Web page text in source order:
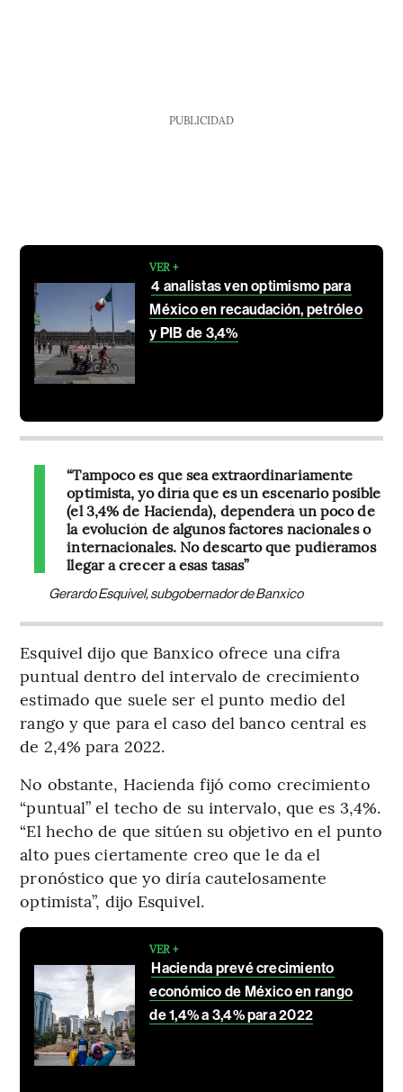
PUBLICIDAD
VER +
4 analistas ven optimismo para
México en recaudación, petróleo
y PIB de 3,4%
“Tampoco es que sea extraordinariamente
optimista, yo diría que es un escenario posible
(el 3,4% de Hacienda), dependerá un poco de
la evolución de algunos factores nacionales o
internacionales. No descarto que pudiéramos
llegar a crecer a esas tasas”
Gerardo Esquivel, subgobernador de Banxico
Esquivel dijo que Banxico ofrece una cifra
puntual dentro del intervalo de crecimiento
estimado que suele ser el punto medio del
rango y que para el caso del banco central es
de 2,4% para 2022.
No obstante, Hacienda fijó como crecimiento
“puntual” el techo de su intervalo, que es 3,4%.
“El hecho de que sitúen su objetivo en el punto
alto pues ciertamente creo que le da el
pronóstico que yo diría cautelosamente
optimista”, dijo Esquivel.
VER +
Hacienda prevé crecimiento
económico de México en rango
de 1,4% a 3,4% para 2022